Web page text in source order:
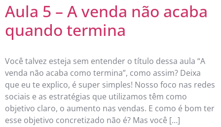
Aula 5 – A venda não acaba
quando termina
Você talvez esteja sem entender o título dessa aula “A
venda não acaba como termina”, como assim? Deixa
que eu te explico, é super simples! Nosso foco nas redes
sociais e as estratégias que utilizamos têm como
objetivo claro, o aumento nas vendas. E como é bom ter
esse objetivo concretizado não é? Mas você […]